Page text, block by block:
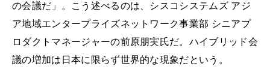
の会議だ」。こう述べるのは、シスコシステムズ アジ
ア地域エンタープライズネットワーク事業部 シニアプ
ロダクトマネージャーの前原朋実氏だ。ハイブリッド会
議の増加は日本に限らず世界的な現象だという。